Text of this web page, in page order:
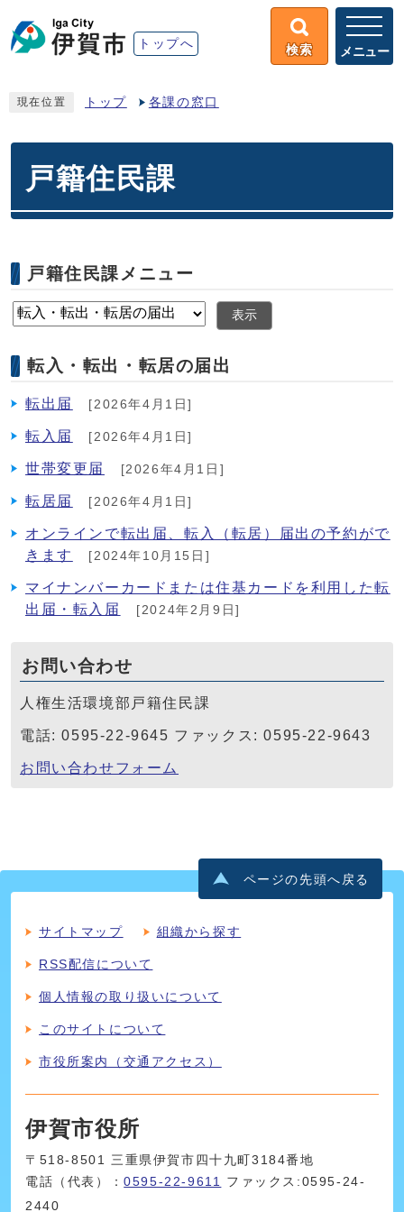
トップへ 検索 メニュー
現在位置 トップ 各課の窓口
戸籍住民課
戸籍住民課メニュー
表示
転入・転出・転居の届出
転出届 [2026年4月1日]
転入届 [2026年4月1日]
世帯変更届 [2026年4月1日]
転居届 [2026年4月1日]
オンラインで転出届、転入（転居）届出の予約がで
きます
[2024年10月15日]
マイナンバーカードまたは住基カードを利用した転
出届・転入届
[2024年2月9日]
お問い合わせ
人権生活環境部戸籍住民課
電話: 0595-22-9645 ファックス: 0595-22-9643
お問い合わせフォーム
ページの先頭へ戻る
サイトマップ 組織から探す
RSS配信について
個人情報の取り扱いについて
このサイトについて
市役所案内（交通アクセス）
伊賀市役所
〒518-8501 三重県伊賀市四十九町3184番地
電話（代表）：0595-22-9611
ファックス:0595-24-
2440